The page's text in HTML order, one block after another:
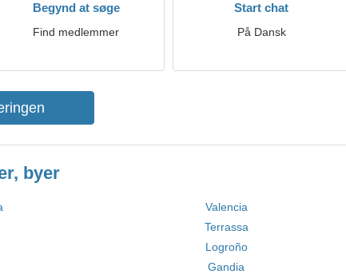
Begynd at søge
Find medlemmer
Start chat
På Dansk
byer
Valencia
Terrassa
Logroño
Gandia